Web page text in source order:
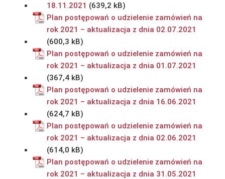
18.11.2021
Plan postępowań o udzielenie zamówień na
rok 2021 – aktualizacja z dnia 02.07.2021
Plan postępowań o udzielenie zamówień na
rok 2021 – aktualizacja z dnia 01.07.2021
Plan postępowań o udzielenie zamówień na
rok 2021 – aktualizacja z dnia 16.06.2021
Plan postępowań o udzielenie zamówień na
rok 2021 – aktualizacja z dnia 02.06.2021
Plan postępowań o udzielenie zamówień na
rok 2021 – aktualizacja z dnia 31.05.2021